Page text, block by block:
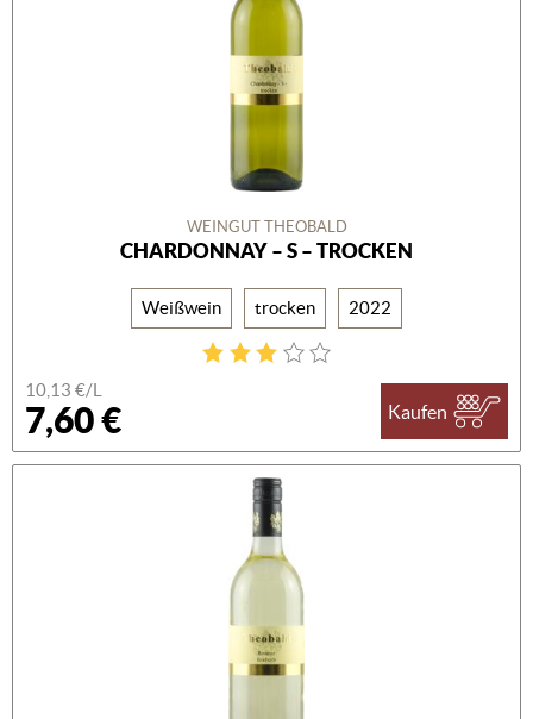
WEINGUT THEOBALD
CHARDONNAY – S – TROCKEN
Weißwein trocken 2022
10,13 €/L
7,60 € Kaufen